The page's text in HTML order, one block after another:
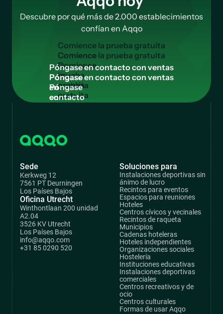
Descubre por qué más de 2.000 establecimientos
confían en Aqqo
Comiencela pruebagratuita
Comience
la
prueba
gratuita
Póngaseencontactoconventas
Póngase
en
contacto
Sede
Kerkweg 12
7561 PT Deurningen
Los Países Bajos
Oficina Utrecht
Winthontlaan 200 unidad
A2.04
3526 KV Utrecht
Los Países Bajos
info@aqqo.com
+31 85 0290 520
Soluciones para
Instalaciones deportivas sin
ánimo de lucro
Recintos para eventos
Espacios para reuniones
Hoteles
Centros cívicos y vecinales
Recintos de raqueta
Municipios
Cadenas hoteleras
Hoteles independientes
Organizaciones sociales
Hostelería
Instituciones educativas
Instalaciones deportivas
comerciales
Centros recreativos y de
ocio
Centros culturales
Formas de usar Aqqo